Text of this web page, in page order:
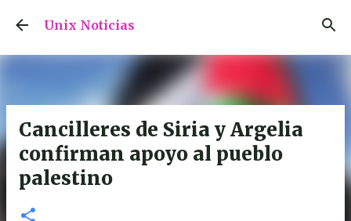
Ir al contenido principal
Unix Noticias
Cancilleres de Siria y Argelia
confirman apoyo al pueblo
palestino